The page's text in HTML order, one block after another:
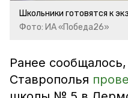
Школьники готовятся к
Фото: ИА «Победа26»
Ранее
Ставрополья